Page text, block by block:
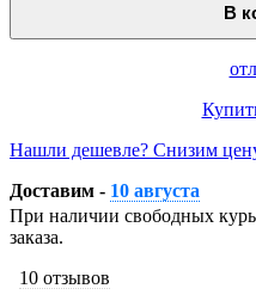
В
Нашли дешевле? Снизим
Доставим - 10 августа
При наличии свободных
заказа.
10 отзывов